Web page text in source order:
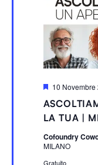
LA TUA |
S
g
n
a
l
a
t
i
10 Novembre
Cofoundry
MILANO
Gratuito